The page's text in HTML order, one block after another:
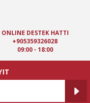
ONLINE DESTEK HATTI
+905359326028
09:00 - 18:00